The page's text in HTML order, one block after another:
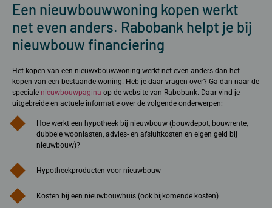
Een nieuwbouwwoning kopen werkt
net even anders. Rabobank helpt je bij
nieuwbouw financiering
Het kopen van een nieuwxbouwwoning werkt net even anders dan het
kopen van een bestaande woning. Heb je daar vragen over? Ga dan naar de
speciale nieuwbouwpagina op de website van Rabobank. Daar vind je
uitgebreide en actuele informatie over de volgende onderwerpen:
Hoe werkt een hypotheek bij nieuwbouw (bouwdepot, bouwrente,
dubbele woonlasten, advies- en afsluitkosten en eigen geld bij
nieuwbouw)?
Hypotheekproducten voor nieuwbouw
Kosten bij een nieuwbouwhuis (ook bijkomende kosten)